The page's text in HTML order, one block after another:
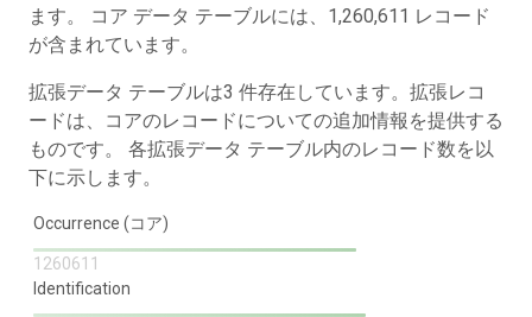
ます。 コア データ テーブルには、1,260,611 レコード
が含まれています。
拡張データ テーブルは3 件存在しています。拡張レコ
ードは、コアのレコードについての追加情報を提供する
ものです。 各拡張データ テーブル内のレコード数を以
下に示します。
Occurrence (コア)
1260611
Identification